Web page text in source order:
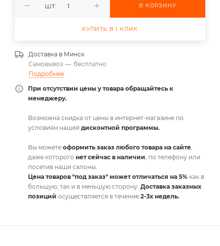
шт В КОРЗИНУ
КУПИТЬ В 1 КЛИК
Доставка в Минск
Самовывоз — бесплатно
Подробнее
При отсутствии цены у товара обращайтесь к
менеджеру.
Возможна скидка от цены в интернет-магазине по
условиям нашей дисконтной программы.
Вы можете оформить заказ любого товара на сайте,
даже которого нет сейчас в наличии, по телефону или
посетив наши салоны.
Цена товаров "под заказ" может отличаться на 5% как в
большую, так и в меньшую сторону. Доставка заказных
позиций осуществляется в течение 2-3х недель.